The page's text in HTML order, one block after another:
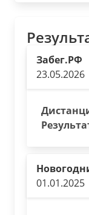
Забег.РФ
23.05.2026
01.01.2025